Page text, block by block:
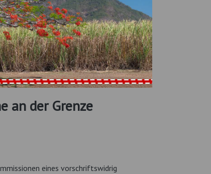
an der Grenze
eines vorschriftswidrig